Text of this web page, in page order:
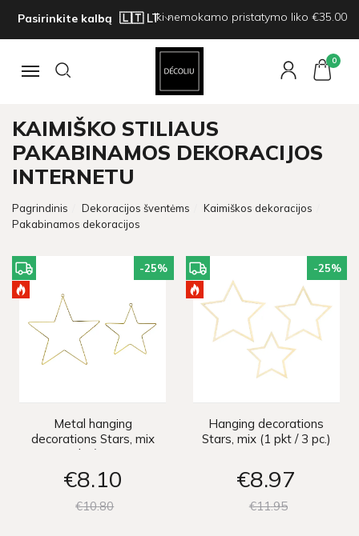
Pasirinkite kalbą Iki nemokamo pristatymo liko €35.00
Navigacija
0
KAIMIŠKO STILIAUS
PAKABINAMOS DEKORACIJOS
INTERNETU
Pagrindinis Dekoracijos šventėms
Kaimiškos dekoracijos
Pakabinamos dekoracijos
-25%
Metal hanging
decorations Stars, mix
(1 pkt / 2 pc.)
€8 10
€1080
-25%
Hanging decorations
Stars, mix (1 pkt / 3 pc.)
€8 97
€1195